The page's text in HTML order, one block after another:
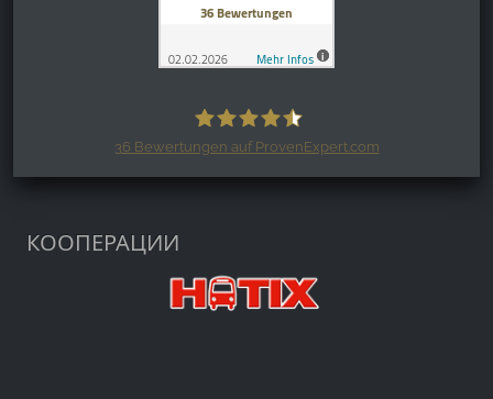
36 Bewertungen auf ProvenExpert.com
КООПЕРАЦИИ